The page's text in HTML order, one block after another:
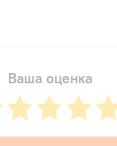
Ваша оценка